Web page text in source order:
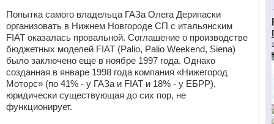
Попытка самого владельца ГАЗа Олега Дерипаски
организовать в Нижнем Новгороде СП с итальянским
FIAT оказалась провальной. Соглашение о производстве
бюджетных моделей FIAT (Palio, Palio Weekend, Siena)
было заключено еще в ноябре 1997 года. Однако
созданная в январе 1998 года компания «Нижегород
Моторс» (по 41% - у ГАЗа и FIAT и 18% - у ЕБРР),
юридически существующая до сих пор, не
функционирует.